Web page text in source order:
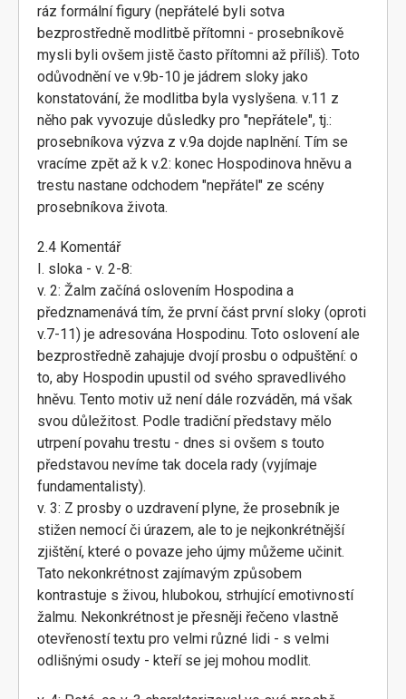
ráz formální figury (nepřátelé byli sotva
bezprostředně modlitbě přítomni - prosebníkově
mysli byli ovšem jistě často přítomni až příliš). Toto
odůvodnění ve v.9b-10 je jádrem sloky jako
konstatování, že modlitba byla vyslyšena. v.11 z
něho pak vyvozuje důsledky pro "nepřátele", tj.:
prosebníkova výzva z v.9a dojde naplnění. Tím se
vracíme zpět až k v.2: konec Hospodinova hněvu a
trestu nastane odchodem "nepřátel" ze scény
prosebníkova života.
2.4 Komentář
I. sloka - v. 2-8:
v. 2: Žalm začíná oslovením Hospodina a
předznamenává tím, že první část první sloky (oproti
v.7-11) je adresována Hospodinu. Toto oslovení ale
bezprostředně zahajuje dvojí prosbu o odpuštění: o
to, aby Hospodin upustil od svého spravedlivého
hněvu. Tento motiv už není dále rozváděn, má však
svou důležitost. Podle tradiční představy mělo
utrpení povahu trestu - dnes si ovšem s touto
představou nevíme tak docela rady (vyjímaje
fundamentalisty).
v. 3: Z prosby o uzdravení plyne, že prosebník je
stižen nemocí či úrazem, ale to je nejkonkrétnější
zjištění, které o povaze jeho újmy můžeme učinit.
Tato nekonkrétnost zajímavým způsobem
kontrastuje s živou, hlubokou, strhující emotivností
žalmu. Nekonkrétnost je přesněji řečeno vlastně
otevřeností textu pro velmi různé lidi - s velmi
odlišnými osudy - kteří se jej mohou modlit.